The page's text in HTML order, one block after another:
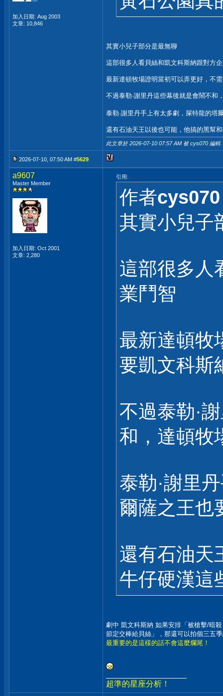
加入日期: Aug 2003
文章: 10,846
其實小兒子部分是最無聊
這部很多人看貝絲和凱文科斯納跟對方
最新達頓牧場證明當初可以弄更好，不
不過泰勒·謝里丹這些幕後就是會鬧不和
泰勒·謝里丹手上有太多劇，屎特龍的塔
還有石油天王以後也可能，他搞的黑幫
此文章於 2026-07-10 07:57 AM 被 cys070 編輯.
2026-07-10, 07:50 AM #5629
a9607
Master Member
加入日期: Oct 2001
文章: 2,280
引用:
作者cys070
其實小兒子
這部很多人
業鬥智
最新達頓牧
要凱文科斯
不過泰勒·
和，達頓牧
泰勒·謝里
爾薩之王也
還有石油天
牛仔硬漢這
劇中 凱文科斯納 如果安排「被槍擊/暗
節定交棒給貝絲」，那還可以拍個三五
最重要的是這樣的話不會這麼爛尾！
超準的星座分析！